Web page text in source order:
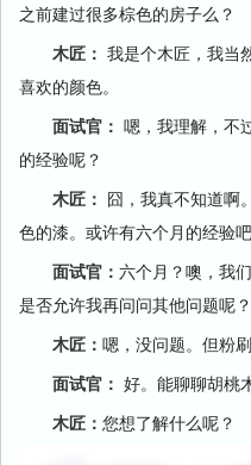
之前建过很多棕色的房子么？
木匠： 我是个木匠，我当
喜欢的颜色。
面试官： 嗯，我理解，不
的经验呢？
木匠： 囧，我真不知道啊
色的漆。或许有六个月的经验吧
面试官： 六个月？噢，我
是否允许我再问问其他问题呢？
木匠： 嗯，没问题。但粉
面试官： 好。能聊聊胡桃
木匠： 您想了解什么呢？